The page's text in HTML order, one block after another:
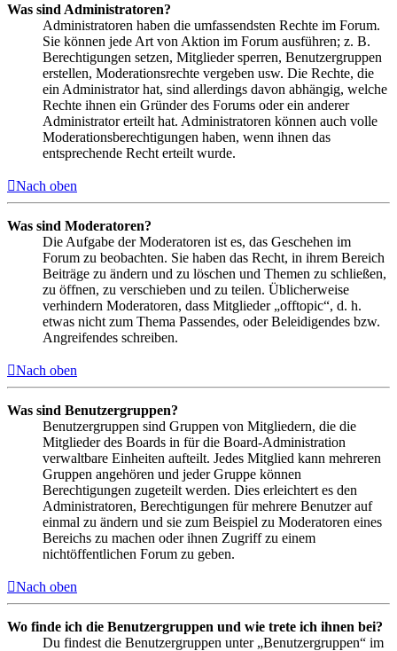
Was sind Administratoren?
Administratoren haben die umfassendsten Rechte im Forum.
Sie können jede Art von Aktion im Forum ausführen; z. B.
Berechtigungen setzen, Mitglieder sperren, Benutzergruppen
erstellen, Moderationsrechte vergeben usw. Die Rechte, die
ein Administrator hat, sind allerdings davon abhängig, welche
Rechte ihnen ein Gründer des Forums oder ein anderer
Administrator erteilt hat. Administratoren können auch volle
Moderationsberechtigungen haben, wenn ihnen das
entsprechende Recht erteilt wurde.
Nach oben
Was sind Moderatoren?
Die Aufgabe der Moderatoren ist es, das Geschehen im
Forum zu beobachten. Sie haben das Recht, in ihrem Bereich
Beiträge zu ändern und zu löschen und Themen zu schließen,
zu öffnen, zu verschieben und zu teilen. Üblicherweise
verhindern Moderatoren, dass Mitglieder „offtopic“, d. h.
etwas nicht zum Thema Passendes, oder Beleidigendes bzw.
Angreifendes schreiben.
Nach oben
Was sind Benutzergruppen?
Benutzergruppen sind Gruppen von Mitgliedern, die die
Mitglieder des Boards in für die Board-Administration
verwaltbare Einheiten aufteilt. Jedes Mitglied kann mehreren
Gruppen angehören und jeder Gruppe können
Berechtigungen zugeteilt werden. Dies erleichtert es den
Administratoren, Berechtigungen für mehrere Benutzer auf
einmal zu ändern und sie zum Beispiel zu Moderatoren eines
Bereichs zu machen oder ihnen Zugriff zu einem
nichtöffentlichen Forum zu geben.
Nach oben
Wo finde ich die Benutzergruppen und wie trete ich ihnen bei?
Du findest die Benutzergruppen unter „Benutzergruppen“ im